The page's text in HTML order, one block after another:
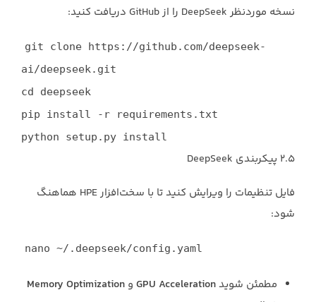
نسخه موردنظر DeepSeek را از GitHub دریافت کنید:
git clone https://github.com/deepseek-
ai/deepseek.git
cd
deepseek
pip install -r requirements.txt
python setup.py install
۲.۵ پیکربندی DeepSeek
فایل تنظیمات را ویرایش کنید تا با سخت‌افزار HPE هماهنگ
شود:
nano ~/.deepseek/config.yaml
مطمئن شویدGPU Acceleration و Memory Optimization